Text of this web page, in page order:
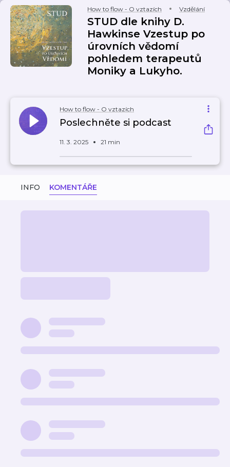
How to flow - O vztazích Vzdělání
STUD dle knihy D.
Hawkinse Vzestup po
úrovních vědomí
pohledem terapeutů
Moniky a Lukyho.
How to flow - O vztazích
Poslechněte si podcast
11. 3. 2025 21 min
INFO KOMENTÁŘE